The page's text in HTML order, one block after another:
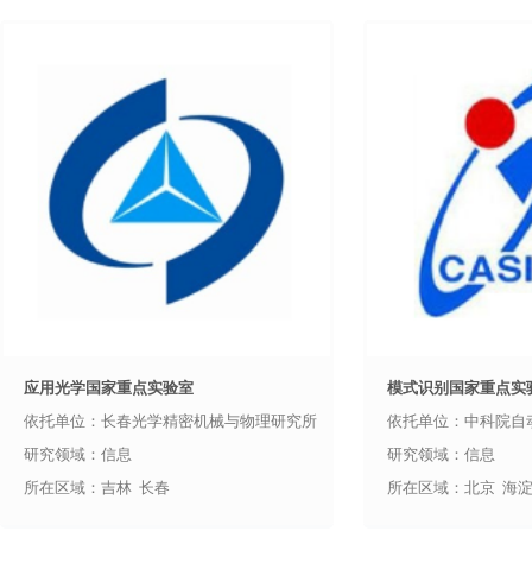
应用光学国家重点实验室
依托单位：长春光学精密机械与物理研究所
研究领域：信息
所在区域：吉林 长春
模式识别国家重点实
依托单位：中科院自
研究领域：信息
所在区域：北京 海